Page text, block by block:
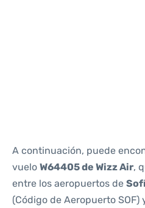
A continuación, puede
vuelo W64405 de Wizz Air,
entre los aeropuertos de
(Código de Aeropuerto SOF)